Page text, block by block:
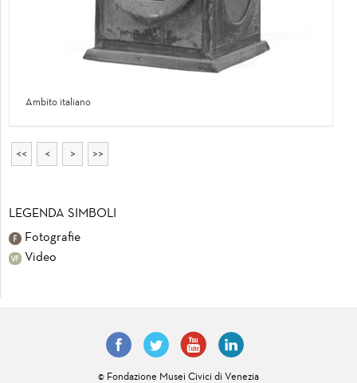
Ambito italiano
<< < > >>
LEGENDA SIMBOLI
Fotografie
Video
© Fondazione Musei Civici di Venezia